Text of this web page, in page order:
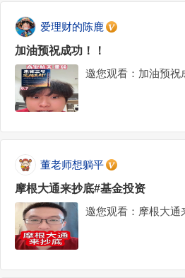
爱理财的陈鹿
加油预祝成功！！
邀您观看：加油预祝
董老师想躺平
摩根大通来抄底#基金投资
邀您观看：摩根大通